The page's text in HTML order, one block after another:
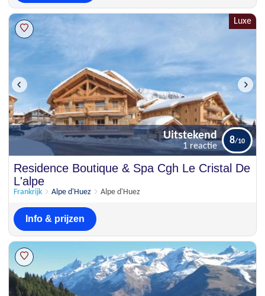
Luxe
Uitstekend 8
Residence Boutique & Spa Cgh Le Cristal De
L'alpe
Frankrijk Alpe d'Huez Alpe d'Huez
Uitstekend
1 reactie
8
Info & prijzen